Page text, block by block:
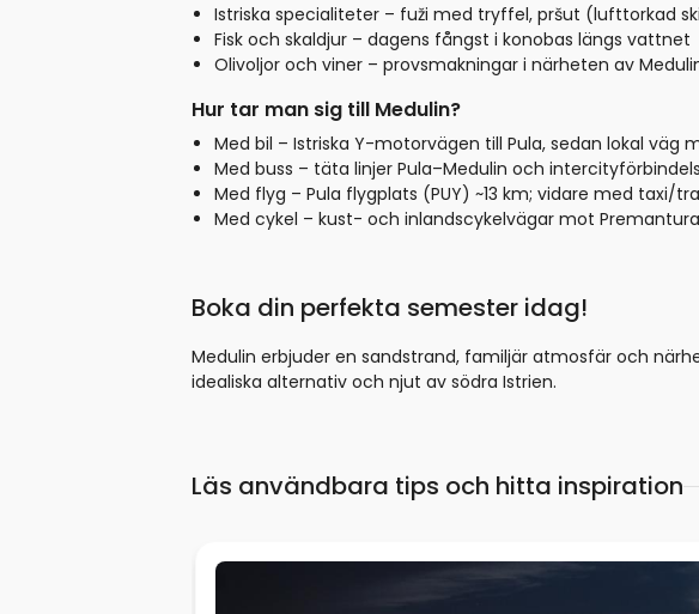
Istriska specialiteter – fuži med tryffel, pršut (lufttorkad
Fisk och skaldjur – dagens fångst i konobas längs vattnet
Olivoljor och viner – provsmakningar i närheten av
Hur tar man sig till Medulin?
Med bil – Istriska Y-motorvägen till Pula, sedan lokal väg
Med buss – täta linjer Pula–Medulin och
Med flyg – Pula flygplats (PUY) ~13 km; vidare med taxi/
Med cykel – kust- och inlandscykelvägar mot
Boka din perfekta semester idag!
Medulin erbjuder en sandstrand, familjär atmosfär och
idealiska alternativ och njut av södra Istrien.
Läs användbara tips och hitta inspiration